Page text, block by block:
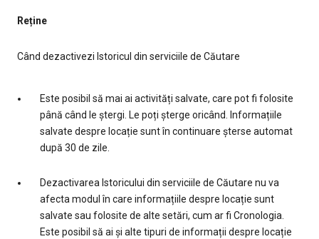
Reține
Când dezactivezi Istoricul din serviciile de Căutare
Este posibil să mai ai activități salvate, care pot fi folosite
până când le ștergi. Le poți șterge oricând. Informațiile
salvate despre locație sunt în continuare șterse automat
după 30 de zile.
Dezactivarea Istoricului din serviciile de Căutare nu va
afecta modul în care informațiile despre locație sunt
salvate sau folosite de alte setări, cum ar fi Cronologia.
Este posibil să ai și alte tipuri de informații despre locație